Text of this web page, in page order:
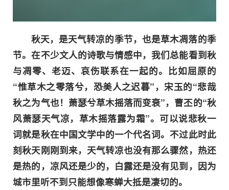
秋天，是天气转凉的季节，也是草木凋落的季
节。在不少文人的诗歌与情感中，我们总能看到秋
与凋零、老迈、哀伤联系在一起的。比如屈原的
“惟草木之零落兮，恐美人之迟暮”，宋玉的“悲哉
秋之为气也！萧瑟兮草木摇落而变衰”，曹丕的“秋
风萧瑟天气凉，草木摇落露为霜”。可以说悲秋一
词就是秋在中国文学中的一个代名词。不过此时此
刻秋天刚刚到来，天气转凉也没有那么骤然，热还
是热的，凉风还是少的，白露还是没有见到，因为
城市里听不到只能想像寒蝉大抵是凄切的。